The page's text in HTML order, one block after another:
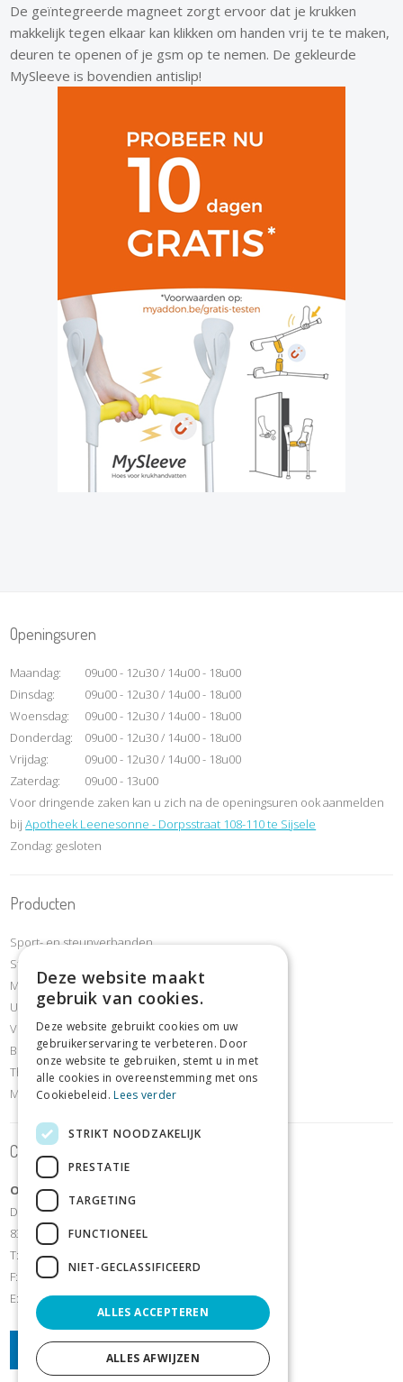
De geïntegreerde magneet zorgt ervoor dat je krukken
makkelijk tegen elkaar kan klikken om handen vrij te te maken,
deuren te openen of je gsm op te nemen. De gekleurde
MySleeve is bovendien antislip!
Openingsuren
Maandag:
09u00 - 12u30 / 14u00 - 18u00
Dinsdag:
09u00 - 12u30 / 14u00 - 18u00
Woensdag:
09u00 - 12u30 / 14u00 - 18u00
Donderdag:
09u00 - 12u30 / 14u00 - 18u00
Vrijdag:
09u00 - 12u30 / 14u00 - 18u00
Zaterdag:
09u00 - 13u00
Voor dringende zaken kan u zich na de openingsuren ook aanmelden
bijApotheek Leenesonne - Dorpsstraat 108-110 te Sijsele
Zondag: gesloten
Producten
Sport- en steunverbanden
Steunkousen compressiekousen
Mobiliteit & revalidatie
Urineverliesartikelen
Voet- en schoenafdeling
Borstafdeling
Thuiszorg- en comfortartikelen
Meettoestellen
Contact
OrthoShop Sijsele
Dorpsstraat 106
8340 Sijsele - Damme
T:
+32 50/35 70 07
F: +32(0)50 35 70 44
E:
orthoshopsijsele@hotmail.com
Deze website maakt
gebruik van cookies.
Deze website gebruikt cookies om uw
gebruikerservaring te verbeteren. Door
onze website te gebruiken, stemt u in met
alle cookies in overeenstemming met ons
Cookiebeleid.Lees verder
STRIKT NOODZAKELIJK
PRESTATIE
TARGETING
FUNCTIONEEL
NIET-GECLASSIFICEERD
ALLES ACCEPTEREN
ALLES AFWIJZEN